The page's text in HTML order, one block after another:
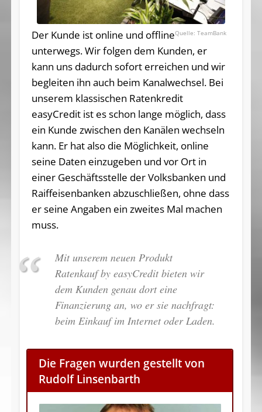
TeamBank
Der Kunde ist online und offline
unterwegs. Wir folgen dem Kunden, er
kann uns dadurch sofort erreichen und wir
begleiten ihn auch beim Kanalwechsel. Bei
unserem klassischen Ratenkredit
easyCredit ist es schon lange möglich, dass
ein Kunde zwischen den Kanälen wechseln
kann. Er hat also die Möglichkeit, online
seine Daten einzugeben und vor Ort in
einer Geschäftsstelle der Volksbanken und
Raiffeisenbanken abzuschließen, ohne dass
er seine Angaben ein zweites Mal machen
muss.
Mit unserem neuen Produkt
Ratenkauf by easyCredit bieten wir
dem Kunden genau dort eine
Finanzierung an, wo er sie nachfragt:
beim Einkauf im Internet oder Laden.
Die Fragen wurden gestellt von
Rudolf Linsenbarth